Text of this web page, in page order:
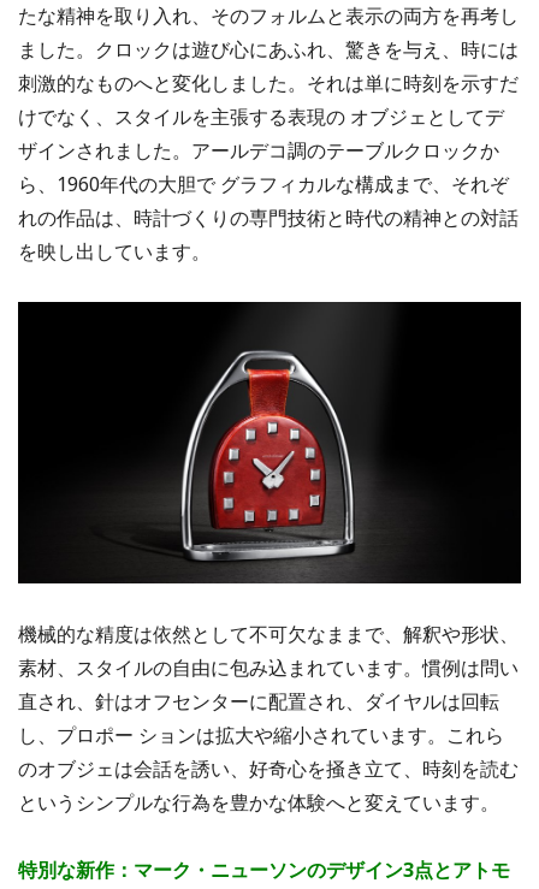
たな精神を取り入れ、そのフォルムと表示の両方を再考し
ました。クロックは遊び心にあふれ、驚きを与え、時には
刺激的なものへと変化しました。それは単に時刻を示すだ
けでなく、スタイルを主張する表現の オブジェとしてデ
ザインされました。アールデコ調のテーブルクロックか
ら、1960年代の大胆で グラフィカルな構成まで、それぞ
れの作品は、時計づくりの専門技術と時代の精神との対話
を映し出しています。
機械的な精度は依然として不可欠なままで、解釈や形状、
素材、スタイルの自由に包み込まれています。慣例は問い
直され、針はオフセンターに配置され、ダイヤルは回転
し、プロポー ションは拡大や縮小されています。これら
のオブジェは会話を誘い、好奇心を掻き立て、時刻を読む
というシンプルな行為を豊かな体験へと変えています。
特別な新作：マーク・ニューソンのデザイン3点とアトモ